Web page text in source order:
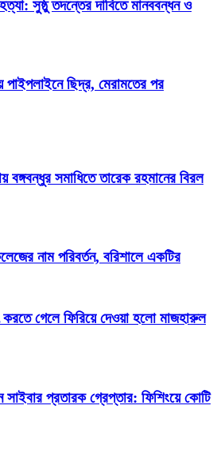
সুষ্ঠু তদন্তের দাবিতে মানববন্ধন ও
পাইপলাইনে ছিদ্র, মেরামতের পর
বঙ্গবন্ধুর সমাধিতে তারেক রহমানের বিরল
নাম পরিবর্তন, বরিশালে একটির
করতে গেলে ফিরিয়ে দেওয়া হলো মাজহারুল
সাইবার প্রতারক গ্রেপ্তার: ফিশিংয়ে কোটি